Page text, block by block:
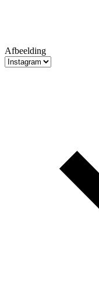
Afbeelding